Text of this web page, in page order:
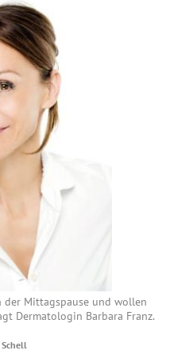
Mittagspause und wollen
Dermatologin Barbara Franz.